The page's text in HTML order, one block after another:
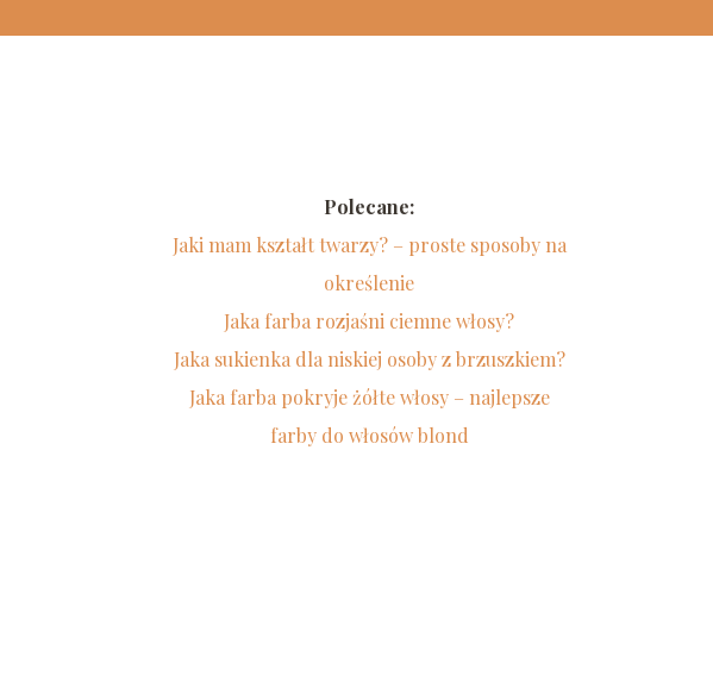
Polecane:
Jaki mam kształt twarzy? – proste sposoby na
określenie
Jaka farba rozjaśni ciemne włosy?
Jaka sukienka dla niskiej osoby z brzuszkiem?
Jaka farba pokryje żółte włosy – najlepsze
farby do włosów blond